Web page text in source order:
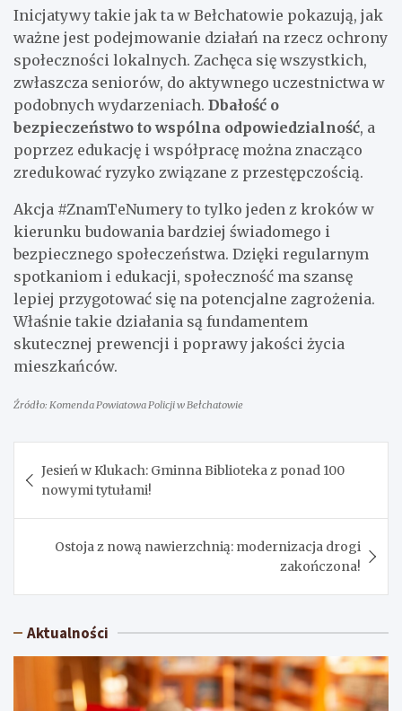
Inicjatywy takie jak ta w Bełchatowie pokazują, jak
ważne jest podejmowanie działań na rzecz ochrony
społeczności lokalnych. Zachęca się wszystkich,
zwłaszcza seniorów, do aktywnego uczestnictwa w
podobnych wydarzeniach. Dbałość o
bezpieczeństwo to wspólna odpowiedzialność, a
poprzez edukację i współpracę można znacząco
zredukować ryzyko związane z przestępczością.
Akcja #ZnamTeNumery to tylko jeden z kroków w
kierunku budowania bardziej świadomego i
bezpiecznego społeczeństwa. Dzięki regularnym
spotkaniom i edukacji, społeczność ma szansę
lepiej przygotować się na potencjalne zagrożenia.
Właśnie takie działania są fundamentem
skutecznej prewencji i poprawy jakości życia
mieszkańców.
Źródło: Komenda Powiatowa Policji w Bełchatowie
wpisu
Jesień w Klukach: Gminna Biblioteka z ponad 100
nowymi tytułami!
Ostoja z nową nawierzchnią: modernizacja drogi
zakończona!
Aktualności